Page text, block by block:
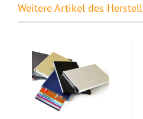
Weitere Artikel des